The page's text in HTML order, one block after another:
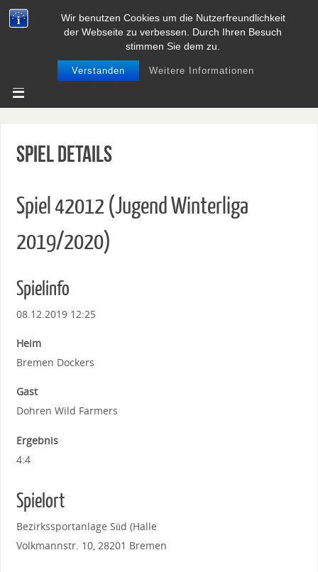
Wir benutzen Cookies um die Nutzerfreundlichkeit
der Webseite zu verbessen. Durch Ihren Besuch
stimmen Sie dem zu.
Verstanden Weitere Informationen
BASEBALL UND SOFTBALL IN
NIEDERSACHSEN
Spiel Details
Spiel 42012 (Jugend Winterliga
2019/2020)
Spielinfo
08.12.2019 12:25
Heim
Bremen Dockers
Gast
Dohren Wild Farmers
Ergebnis
4:4
Spielort
Bezirkssportanlage Süd (Halle
Volkmannstr. 10, 28201 Bremen